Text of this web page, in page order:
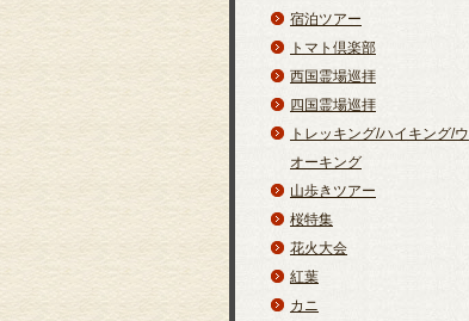
宿泊ツアー
トマト倶楽部
西国霊場巡拝
四国霊場巡拝
トレッキング/ハイキング/ウ
オーキング
山歩きツアー
桜特集
花火大会
紅葉
カニ